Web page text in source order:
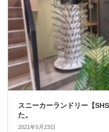
スニーカーランドリー【
た。
2021年5月23日